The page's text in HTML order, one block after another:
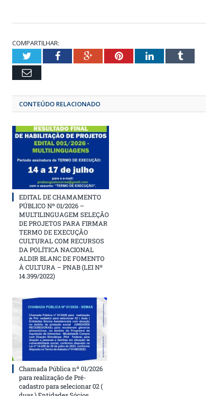
COMPARTILHAR:
TwitterFacebookGoogle+Pinterest
LinkedIn
Email
CONTEÚDO RELACIONADO
EDITAL DE CHAMAMENTO
PÚBLICO Nº 01/2026 –
MULTILINGUAGEM SELEÇÃO
DE PROJETOS PARA FIRMAR
TERMO DE EXECUÇÃO
CULTURAL COM RECURSOS
DA POLÍTICA NACIONAL
ALDIR BLANC DE FOMENTO
À CULTURA – PNAB (LEI Nº
14.399/2022)
Chamada Pública nº 01/2026
para realização de Pré-
cadastro para selecionar 02 (